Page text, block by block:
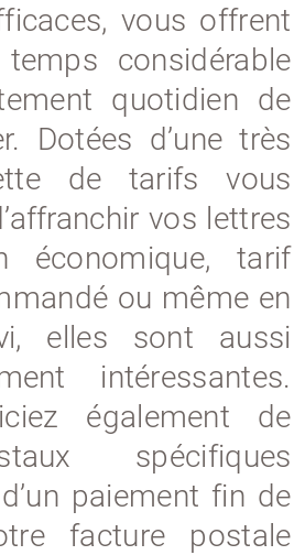
vous offrent
considérable
quotidien de
Dotées d’une très
de tarifs vous
vos lettres
économique, tarif
ou même en
elles sont aussi
intéressantes.
également de
spécifiques
paiement fin de
facture postale